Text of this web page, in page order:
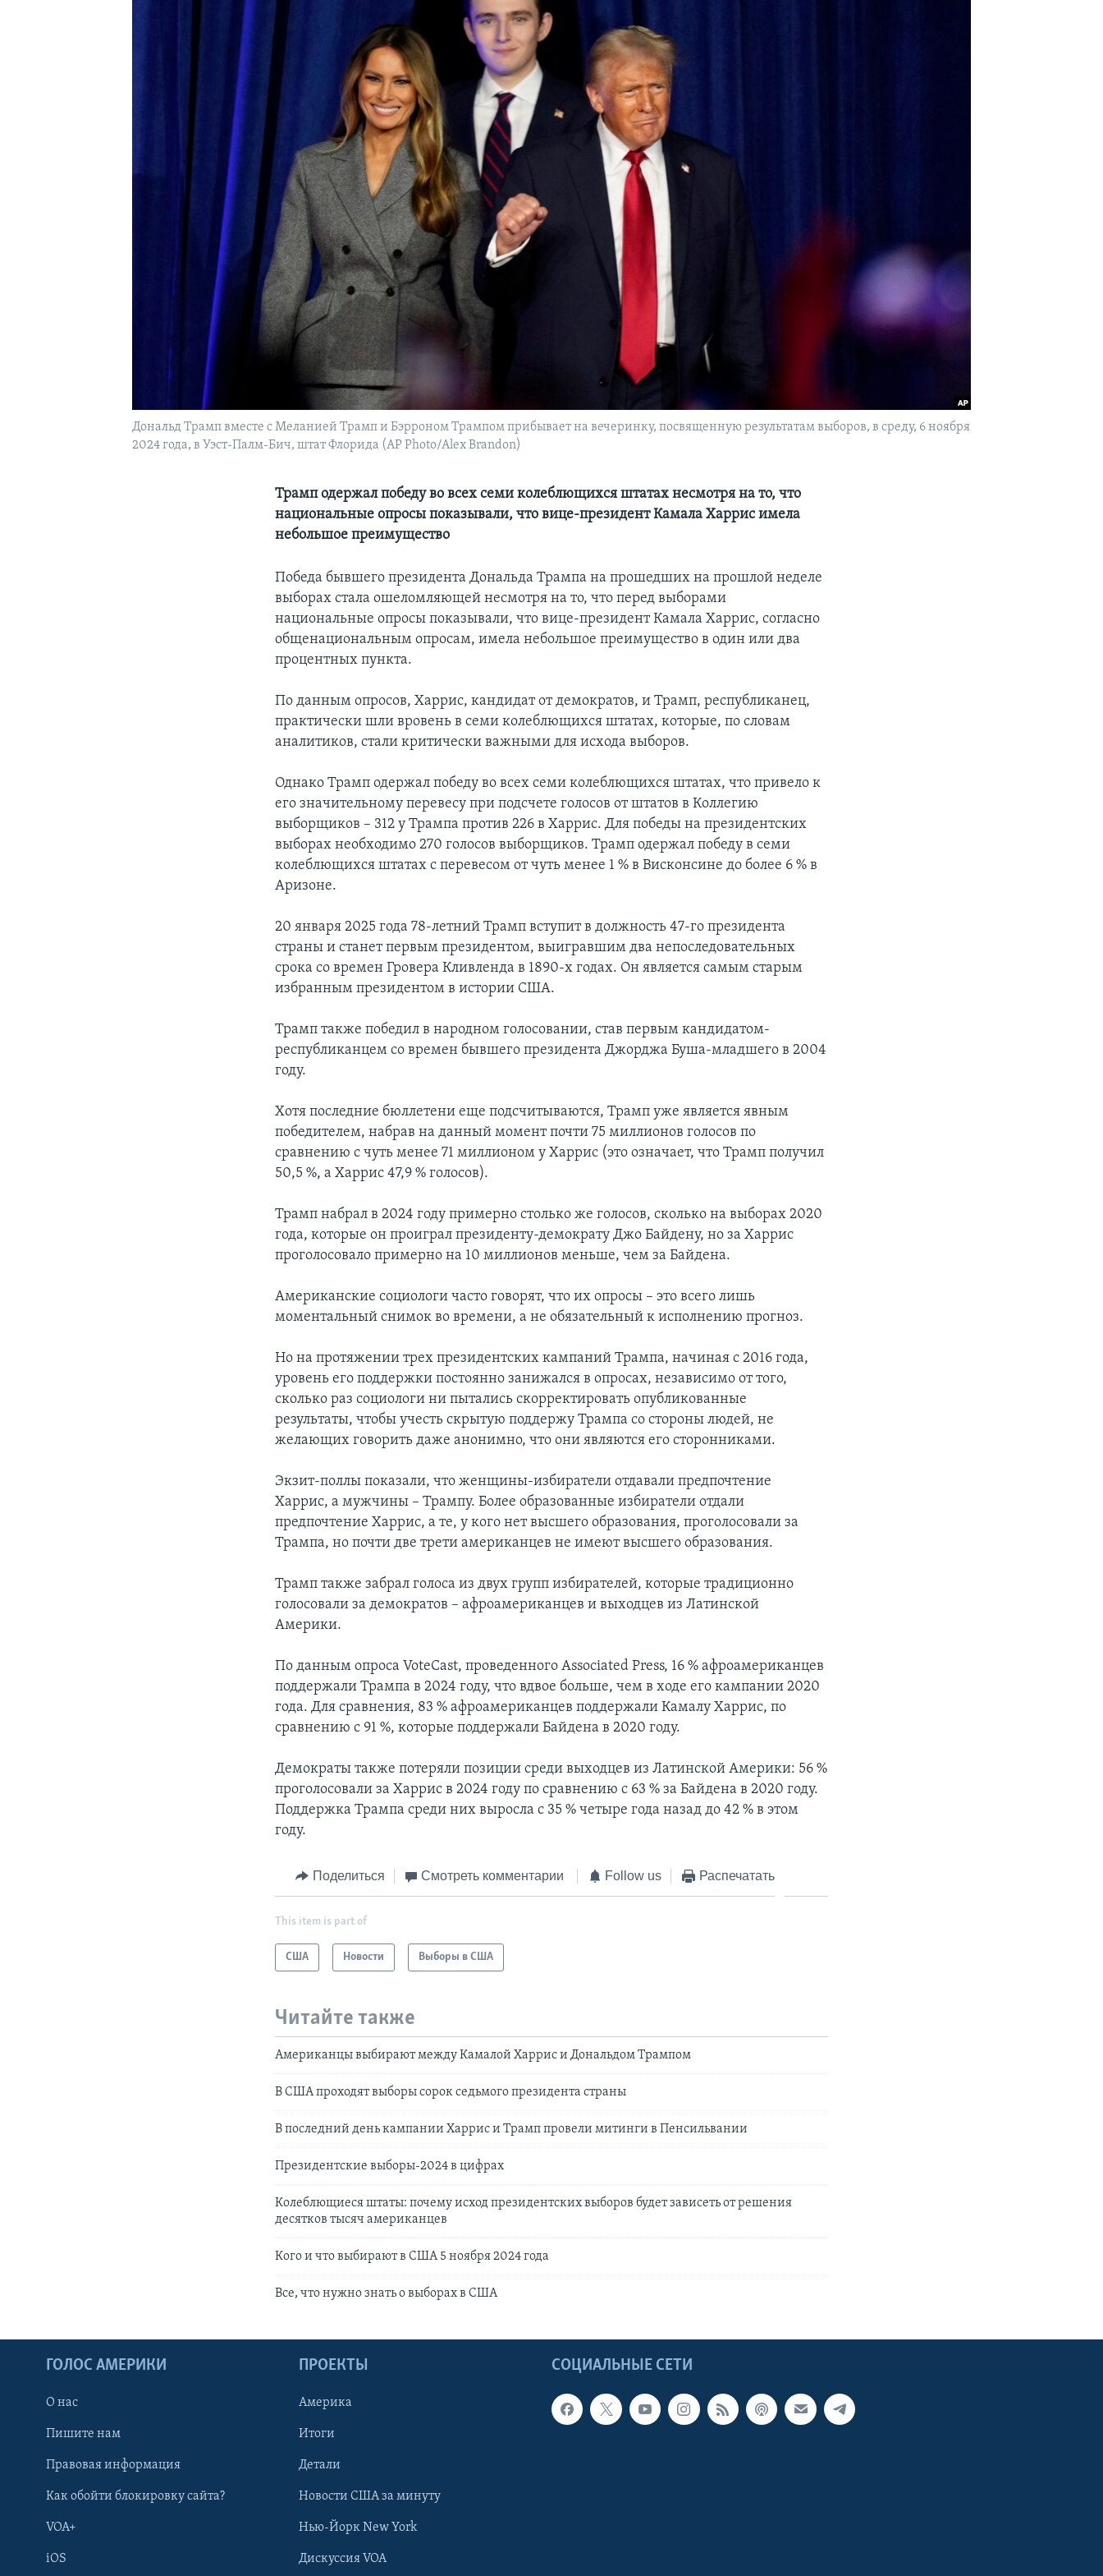
Дональд Трамп вместе с Меланией Трамп и Бэрроном Трампом прибывает на вечеринку, посвященную результатам выборов, в среду, 6 ноября
2024 года, в Уэст-Палм-Бич, штат Флорида (AP Photo/Alex Brandon)
Трамп одержал победу во всех семи колеблющихся штатах несмотря на то, что
национальные опросы показывали, что вице-президент Камала Харрис имела
небольшое преимущество
Победа бывшего президента Дональда Трампа на прошедших на прошлой неделе
выборах стала ошеломляющей несмотря на то, что перед выборами
национальные опросы показывали, что вице-президент Камала Харрис, согласно
общенациональным опросам, имела небольшое преимущество в один или два
процентных пункта.
По данным опросов, Харрис, кандидат от демократов, и Трамп, республиканец,
практически шли вровень в семи колеблющихся штатах, которые, по словам
аналитиков, стали критически важными для исхода выборов.
Однако Трамп одержал победу во всех семи колеблющихся штатах, что привело к
его значительному перевесу при подсчете голосов от штатов в Коллегию
выборщиков – 312 у Трампа против 226 в Харрис. Для победы на президентских
выборах необходимо 270 голосов выборщиков. Трамп одержал победу в семи
колеблющихся штатах с перевесом от чуть менее 1 % в Висконсине до более 6 % в
Аризоне.
20 января 2025 года 78-летний Трамп вступит в должность 47-го президента
страны и станет первым президентом, выигравшим два непоследовательных
срока со времен Гровера Кливленда в 1890-х годах. Он является самым старым
избранным президентом в истории США.
Трамп также победил в народном голосовании, став первым кандидатом-
республиканцем со времен бывшего президента Джорджа Буша-младшего в 2004
году.
Хотя последние бюллетени еще подсчитываются, Трамп уже является явным
победителем, набрав на данный момент почти 75 миллионов голосов по
сравнению с чуть менее 71 миллионом у Харрис (это означает, что Трамп получил
50,5 %, а Харрис 47,9 % голосов).
Трамп набрал в 2024 году примерно столько же голосов, сколько на выборах 2020
года, которые он проиграл президенту-демократу Джо Байдену, но за Харрис
проголосовало примерно на 10 миллионов меньше, чем за Байдена.
Американские социологи часто говорят, что их опросы – это всего лишь
моментальный снимок во времени, а не обязательный к исполнению прогноз.
Но на протяжении трех президентских кампаний Трампа, начиная с 2016 года,
уровень его поддержки постоянно занижался в опросах, независимо от того,
сколько раз социологи ни пытались скорректировать опубликованные
результаты, чтобы учесть скрытую поддержу Трампа со стороны людей, не
желающих говорить даже анонимно, что они являются его сторонниками.
Экзит-поллы показали, что женщины-избиратели отдавали предпочтение
Харрис, а мужчины – Трампу. Более образованные избиратели отдали
предпочтение Харрис, а те, у кого нет высшего образования, проголосовали за
Трампа, но почти две трети американцев не имеют высшего образования.
Трамп также забрал голоса из двух групп избирателей, которые традиционно
голосовали за демократов – афроамериканцев и выходцев из Латинской
Америки.
По данным опроса VoteCast, проведенного Associated Press, 16 % афроамериканцев
поддержали Трампа в 2024 году, что вдвое больше, чем в ходе его кампании 2020
года. Для сравнения, 83 % афроамериканцев поддержали Камалу Харрис, по
сравнению с 91 %, которые поддержали Байдена в 2020 году.
Демократы также потеряли позиции среди выходцев из Латинской Америки: 56 %
проголосовали за Харрис в 2024 году по сравнению с 63 % за Байдена в 2020 году.
Поддержка Трампа среди них выросла с 35 % четыре года назад до 42 % в этом
году.
Поделиться Смотреть комментарии Follow us Распечатать
This item is part of
США Новости Выборы в США
Читайте также
Американцы выбирают между Камалой Харрис и Дональдом Трампом
В США проходят выборы сорок седьмого президента страны
В последний день кампании Харрис и Трамп провели митинги в Пенсильвании
Президентские выборы-2024 в цифрах
Колеблющиеся штаты: почему исход президентских выборов будет зависеть от решения
десятков тысяч американцев
Кого и что выбирают в США 5 ноября 2024 года
Все, что нужно знать о выборах в США
СОЦИАЛЬНЫЕ СЕТИ
ГОЛОС АМЕРИКИ
О нас
Пишите нам
Правовая информация
Как обойти блокировку сайта?
VOA+
iOS
ПРОЕКТЫ
Америка
Итоги
Детали
Новости США за минуту
Нью-Йорк New York
Дискуссия VOA